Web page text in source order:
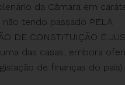
da Câmara em
não tendo passado PELA
DE CONSTITUIÇÃO E
das casas, embora
de finanças do país).